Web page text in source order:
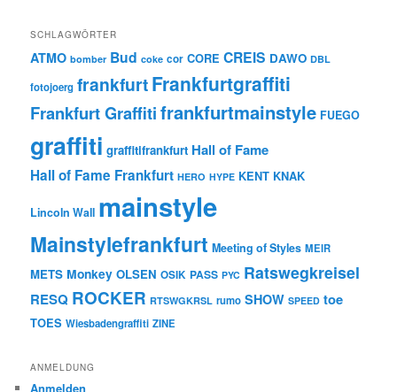
SCHLAGWÖRTER
ATMO bomber Bud coke cor CORE CREIS DAWO DBL
fotojoerg frankfurtFrankfurtgraffiti
Frankfurt Graffitifrankfurtmainstyle FUEGO
graffiti graffitifrankfurt Hall of Fame
Hall of Fame Frankfurt HERO HYPE KENT KNAK
Lincoln Wall mainstyle
Mainstylefrankfurt Meeting of Styles MEIR
METS Monkey OLSEN OSIK PASS PYC Ratswegkreisel
RESQ ROCKER RTSWGKRSL rumo SHOW SPEED toe
TOES Wiesbadengraffiti ZINE
ANMELDUNG
Anmelden